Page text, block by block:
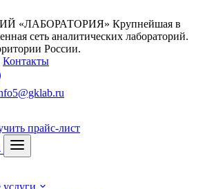
«ЛАБОРАТОРИЯ» Крупнейшая в
сеть аналитических лабораторий.
России.
Контакты
прайс-лист
услуги